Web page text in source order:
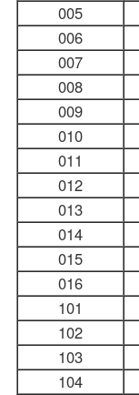
005
006
007
008
009
010
011
012
013
014
015
016
101
102
103
104